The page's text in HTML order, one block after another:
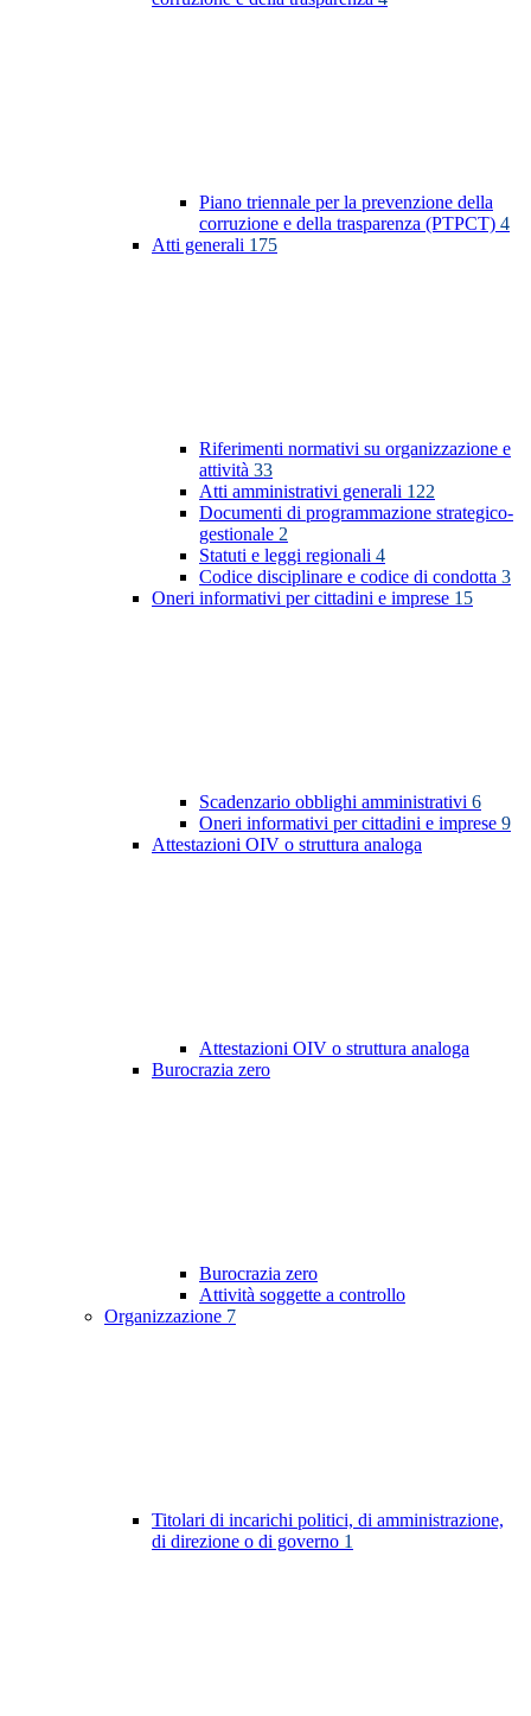
Piano triennale per la prevenzione della
corruzione e della trasparenza (PTPCT) 4
Atti generali 175
Riferimenti normativi su organizzazione e
attività 33
Atti amministrativi generali 122
Documenti di programmazione strategico-
gestionale 2
Statuti e leggi regionali 4
Codice disciplinare e codice di condotta 3
Oneri informativi per cittadini e imprese 15
Scadenzario obblighi amministrativi 6
Oneri informativi per cittadini e imprese 9
Attestazioni OIV o struttura analoga
Attestazioni OIV o struttura analoga
Burocrazia zero
Burocrazia zero
Attività soggette a controllo
Organizzazione 7
Titolari di incarichi politici, di amministrazione,
di direzione o di governo 1